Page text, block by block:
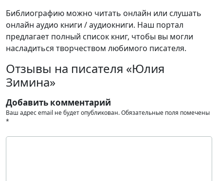
Библиографию можно читать онлайн или слушать
онлайн аудио книги / аудиокниги. Наш портал
предлагает полный список книг, чтобы вы могли
насладиться творчеством любимого писателя.
Отзывы на писателя «Юлия
Зимина»
Добавить комментарий
Ваш адрес email не будет опубликован.Обязательные поля помечены
*